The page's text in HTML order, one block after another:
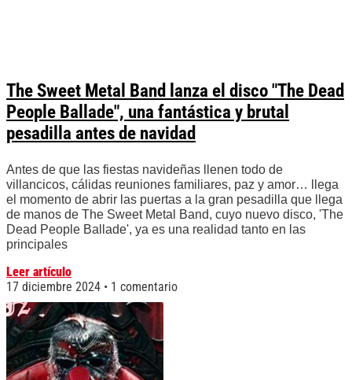
The Sweet Metal Band lanza el disco "The Dead
People Ballade", una fantástica y brutal
pesadilla antes de navidad
Antes de que las fiestas navideñas llenen todo de
villancicos, cálidas reuniones familiares, paz y amor… llega
el momento de abrir las puertas a la gran pesadilla que llega
de manos de The Sweet Metal Band, cuyo nuevo disco, 'The
Dead People Ballade', ya es una realidad tanto en las
principales
Leer artículo
17 diciembre 2024
1 comentario